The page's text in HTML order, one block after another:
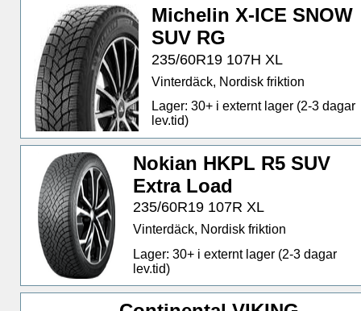
Michelin X-ICE SNOW
SUV RG
235/60R19 107H XL
Vinterdäck, Nordisk friktion
Lager: 30+ i externt lager (2-3 dagar
lev.tid)
Nokian HKPL R5 SUV
Extra Load
235/60R19 107R XL
Vinterdäck, Nordisk friktion
Lager: 30+ i externt lager (2-3 dagar
lev.tid)